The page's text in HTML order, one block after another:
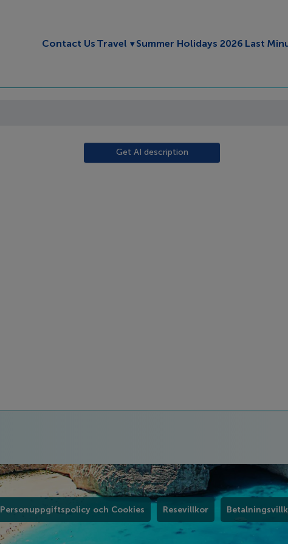
Contact Us Travel Toggle submenu
Summer Holidays 2026 Last
Get AI description
Personuppgiftspolicy och Cookies Resevillkor